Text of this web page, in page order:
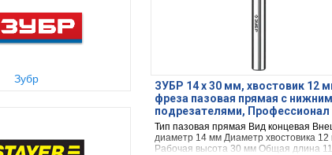
Зубр
ЗУБР 14 x 30 мм, хвостовик 12
фреза пазовая прямая с
подрезателями, Профессионал
(28755-14-30)
Тип пазовая прямая Вид концевая
диаметр 14 мм Диаметр хвостовика
Рабочая высота 30 мм Общая длина